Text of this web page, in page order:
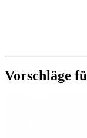
Vorschläge